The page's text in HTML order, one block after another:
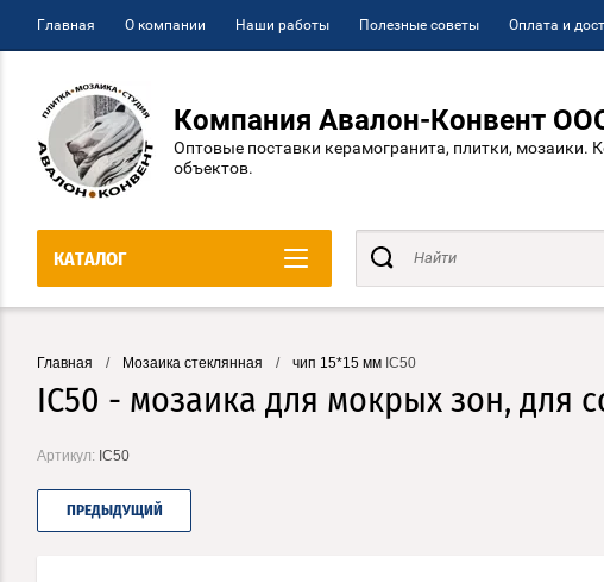
Главная О компании Наши работы Полезные советы Оплата и
Компания Авалон-Конвент
Оптовые поставки керамогранита, плитки, мозаики.
объектов.
КАТАЛОГ
Главная / Мозаика стеклянная / чип 15*15 мм IC50
IC50 - мозаика для мокрых зон, для
Артикул: IC50
ПРЕДЫДУЩИЙ